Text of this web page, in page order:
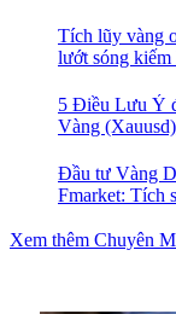
Tích lũy vàng
lướt sóng
5 Điều Lưu Ý
Vàng
Đầu tư Vàng
Fmarket: Tích
Xem thêm Chuyên